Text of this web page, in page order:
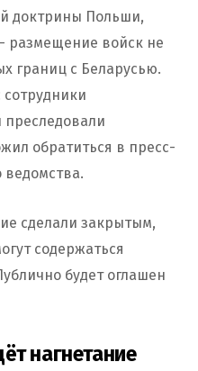
доктрины Польши,
размещение войск не
границ с Беларусью.
сотрудники
преследовали
обратиться в пресс-
ведомства.
сделали закрытым,
содержаться
будет оглашен
нагнетание